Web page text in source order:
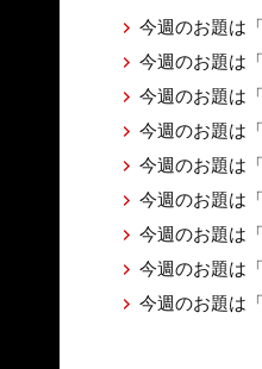
今週のお題は
今週のお題は
今週のお題は
今週のお題は
今週のお題は
今週のお題は
今週のお題は
今週のお題は
今週のお題は